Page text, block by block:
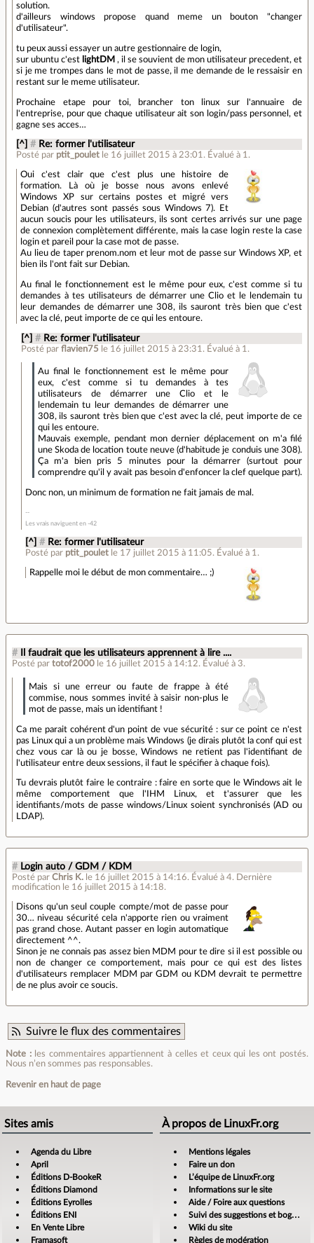
solution.
d'ailleurs windows propose quand meme un bouton "changer
d'utilisateur".
tu peux aussi essayer un autre gestionnaire de login,
sur ubuntu c'est lightDM , il se souvient de mon utilisateur precedent, et
si je me trompes dans le mot de passe, il me demande de le ressaisir en
restant sur le meme utilisateur.
Prochaine etape pour toi, brancher ton linux sur l'annuaire de
l'entreprise, pour que chaque utilisateur ait son login/pass personnel, et
gagne ses acces…
[^] # Re: former l'utilisateur
Posté par ptit_poulet le 16 juillet 2015 à 23:01 . Évalué à 1 .
Oui c'est clair que c'est plus une histoire de
formation. Là où je bosse nous avons enlevé
Windows XP sur certains postes et migré vers
Debian (d'autres sont passés sous Windows 7). Et
aucun soucis pour les utilisateurs, ils sont certes arrivés sur une page
de connexion complètement différente, mais la case login reste la case
login et pareil pour la case mot de passe.
Au lieu de taper prenom.nom et leur mot de passe sur Windows XP, et
bien ils l'ont fait sur Debian.
Au final le fonctionnement est le même pour eux, c'est comme si tu
demandes à tes utilisateurs de démarrer une Clio et le lendemain tu
leur demandes de démarrer une 308, ils sauront très bien que c'est
avec la clé, peut importe de ce qui les entoure.
[^] # Re: former l'utilisateur
Posté par flavien75 le 16 juillet 2015 à 23:31 . Évalué à 1 .
Au final le fonctionnement est le même pour
eux, c'est comme si tu demandes à tes
utilisateurs de démarrer une Clio et le
lendemain tu leur demandes de démarrer une
308, ils sauront très bien que c'est avec la clé, peut importe de ce
qui les entoure.
Mauvais exemple, pendant mon dernier déplacement on m'a filé
une Skoda de location toute neuve (d'habitude je conduis une 308).
Ça m'a bien pris 5 minutes pour la démarrer (surtout pour
comprendre qu'il y avait pas besoin d'enfoncer la clef quelque part).
Donc non, un minimum de formation ne fait jamais de mal.
Les vrais naviguent en -42
[^] # Re: former l'utilisateur
Posté par ptit_poulet le 17 juillet 2015 à 11:05. Évalué à 1 .
Rappelle moi le début de mon commentaire… ;)
# Il faudrait que les utilisateurs apprennent à lire ....
Posté par totof2000 le 16 juillet 2015 à 14:12. Évalué à 3.
Mais si une erreur ou faute de frappe à été
commise, nous sommes invité à saisir non-plus le
mot de passe, mais un identifiant !
Ca me parait cohérent d'un point de vue sécurité : sur ce point ce n'est
pas Linux qui a un problème mais Windows (je dirais plutôt la conf qui est
chez vous car là ou je bosse, Windows ne retient pas l'identifiant de
l'utilisateur entre deux sessions, il faut le spécifier à chaque fois).
Tu devrais plutôt faire le contraire : faire en sorte que le Windows ait le
même comportement que l'IHM Linux, et t'assurer que les
identifiants/mots de passe windows/Linux soient synchronisés (AD ou
LDAP).
# Login auto / GDM / KDM
Posté par Chris K. le 16 juillet 2015 à 14:16. Évalué à 4. Dernière
modification le 16 juillet 2015 à 14:18.
Disons qu'un seul couple compte/mot de passe pour
30… niveau sécurité cela n'apporte rien ou vraiment
pas grand chose. Autant passer en login automatique
directement ^^.
Sinon je ne connais pas assez bien MDM pour te dire si il est possible ou
non de changer ce comportement, mais pour ce qui est des listes
d'utilisateurs remplacer MDM par GDM ou KDM devrait te permettre
de ne plus avoir ce soucis.
Suivre le flux des commentaires
Note :les commentaires appartiennent à celles et ceux qui les ont postés.
Nous n’en sommes pas responsables.
Revenir en haut de page
Sites amis
Agenda du Libre
April
Éditions D-BookeR
Éditions Diamond
Éditions Eyrolles
Éditions ENI
En Vente Libre
Framasoft
À propos de LinuxFr.org
Mentions légales
Faire un don
L’équipe de LinuxFr.org
Informations sur le site
Aide / Foire aux questions
Suivi des suggestions et bogues
Wiki du site
Règles de modération